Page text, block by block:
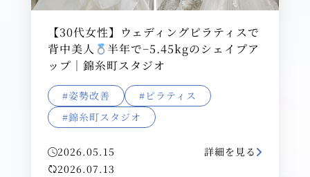
【30代女性】ウェディングピラティスで
背中美人
半年で−5.45kgのシェイプア
ップ｜錦糸町スタジオ
#姿勢改善
#ピラティス
#錦糸町スタジオ
2026.05.15
2026.07.13
詳細を見る